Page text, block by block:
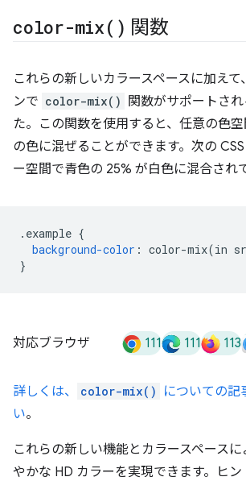
color-mix( ) 関数
これらの新しいカラースペースに加えて
ンで color-mix()
関数がサポートさ
た。この関数を使用すると、任意の色
の色に混ぜることができます。次の
ー空間で青色の 25% が白色に混合され
. example {
background-color : color-mix(in
}
対応ブラウザ 111 111 113
詳しくは、 color-mix()
についての記
い。
これらの新しい機能とカラースペース
やかな HD カラーを実現できます。ヒン